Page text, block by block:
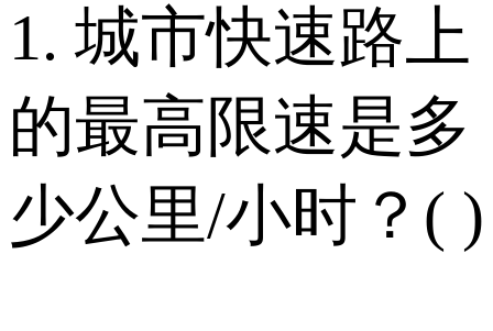
1. 城市快速路上
的最高限速是多
少公里/小时？( )